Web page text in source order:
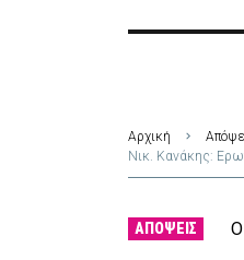
Αρχική
Νικ. Κανάκης:
ΑΠΌΨΕΙΣ